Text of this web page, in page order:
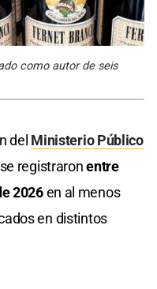
como autor de seis
del Ministerio Público
registraronentre
2026en al menos
en distintos